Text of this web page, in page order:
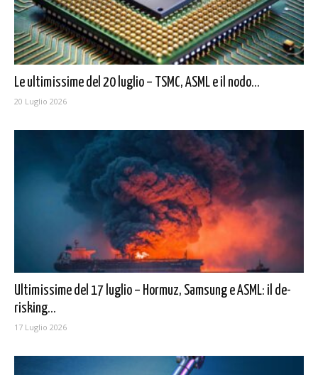
Le ultimissime del 20 luglio – TSMC, ASML e il nodo...
20 Luglio 2026
Ultimissime del 17 luglio – Hormuz, Samsung e ASML: il de-
risking...
17 Luglio 2026